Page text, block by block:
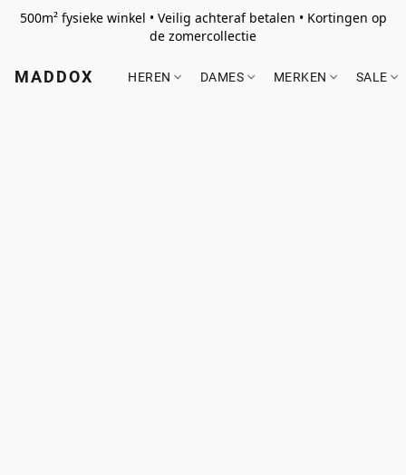
500m² fysieke winkel • Veilig achteraf betalen • Kortingen op
de zomercollectie
MADDOX HEREN DAMES MERKEN SALE